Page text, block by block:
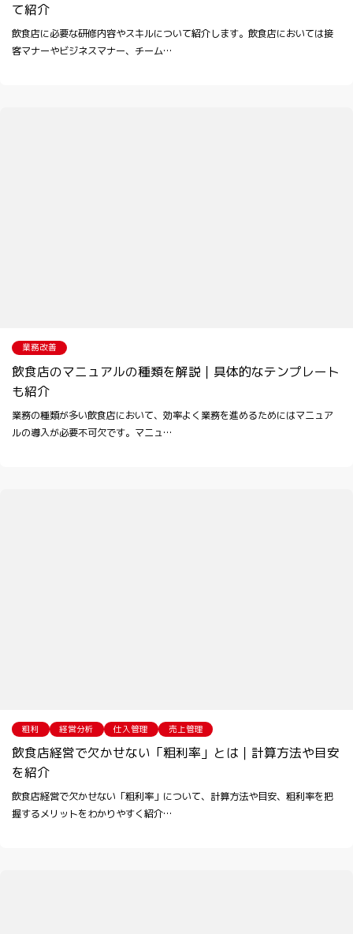
て紹介
飲食店に必要な研修内容やスキルについて紹介します。飲食店においては接
客マナーやビジネスマナー、チーム…
業務改善
飲食店のマニュアルの種類を解説｜具体的なテンプレート
も紹介
業務の種類が多い飲食店において、効率よく業務を進めるためにはマニュア
ルの導入が必要不可欠です。マニュ…
粗利 経営分析 仕入管理 売上管理
飲食店経営で欠かせない「粗利率」とは｜計算方法や目安
を紹介
飲食店経営で欠かせない「粗利率」について、計算方法や目安、粗利率を把
握するメリットをわかりやすく紹介…